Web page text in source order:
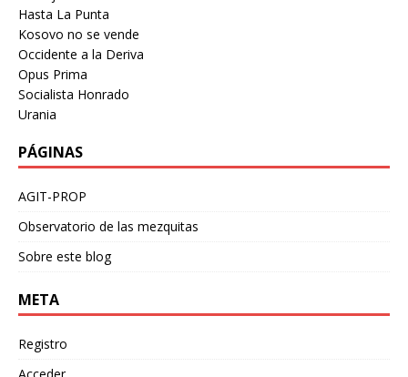
Hasta La Punta
Kosovo no se vende
Occidente a la Deriva
Opus Prima
Socialista Honrado
Urania
PÁGINAS
AGIT-PROP
Observatorio de las mezquitas
Sobre este blog
META
Registro